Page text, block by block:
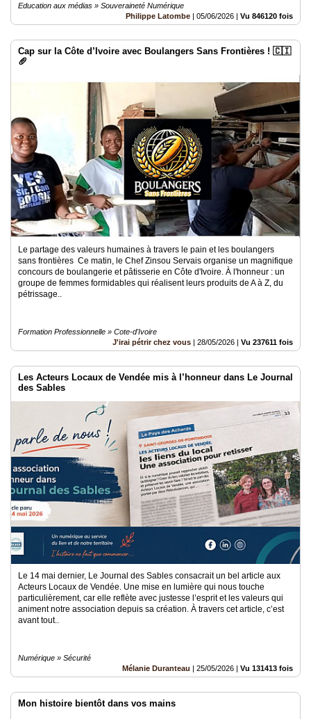
Education aux médias » Souveraineté Numérique
Philippe Latombe | 05/06/2026 | Vu 846120 fois
Cap sur la Côte d’Ivoire avec Boulangers Sans Frontières ! 🇨🇮
🥖
Le partage des valeurs humaines à travers le pain et les boulangers
sans frontières Ce matin, le Chef Zinsou Servais organise un magnifique
concours de boulangerie et pâtisserie en Côte d'Ivoire. À l'honneur : un
groupe de femmes formidables qui réalisent leurs produits de A à Z, du
pétrissage..
Formation Professionnelle » Cote-d'Ivoire
J'irai pétrir chez vous | 28/05/2026 | Vu 237611 fois
Les Acteurs Locaux de Vendée mis à l’honneur dans Le Journal
des Sables
Le 14 mai dernier, Le Journal des Sables consacrait un bel article aux
Acteurs Locaux de Vendée. Une mise en lumière qui nous touche
particulièrement, car elle reflète avec justesse l’esprit et les valeurs qui
animent notre association depuis sa création. À travers cet article, c’est
avant tout..
Numérique » Sécurité
Mélanie Duranteau | 25/05/2026 | Vu 131413 fois
Mon histoire bientôt dans vos mains